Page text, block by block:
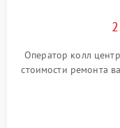
Оператор колл
стоимости ремонта